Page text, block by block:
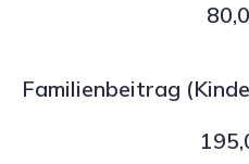
Familienbeitrag